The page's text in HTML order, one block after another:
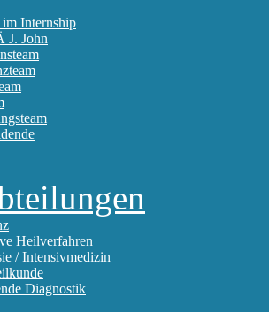
im Internship
J. John
Heilverfahren
/ Intensivmedizin
Diagnostik